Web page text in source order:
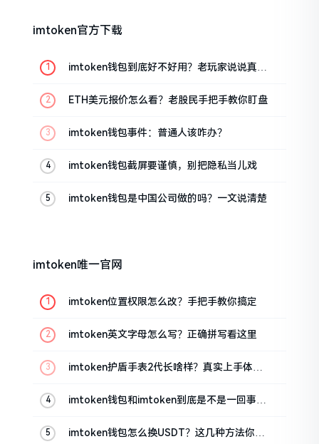
imtoken官方下载
imtoken钱包到底好不好用？老玩家说说真实
ETH美元报价怎么看？老股民手把手教你盯盘
imtoken钱包事件：普通人该咋办？
imtoken钱包截屏要谨慎，别把隐私当儿戏
imtoken钱包是中国公司做的吗？一文说清楚
imtoken唯一官网
imtoken位置权限怎么改？手把手教你搞定
imtoken英文字母怎么写？正确拼写看这里
imtoken护盾手表2代长啥样？真实上手体验
imtoken钱包和imtoken到底是不是一回事？
imtoken钱包怎么换USDT？这几种方法你得